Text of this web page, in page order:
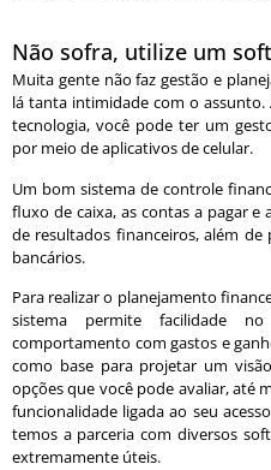
Não sofra, utilize um
Muita gente não faz gestão e
lá tanta intimidade com o
tecnologia, você pode ter um
por meio de aplicativos de celular.
Um bom sistema de controle
fluxo de caixa, as contas a pagar e
de resultados financeiros, além
bancários.
Para realizar o planejamento
sistema permite facilidade
comportamento com gastos e
como base para projetar um
opções que você pode avaliar, até
funcionalidade ligada ao seu
temos a parceria com diversos
extremamente úteis.